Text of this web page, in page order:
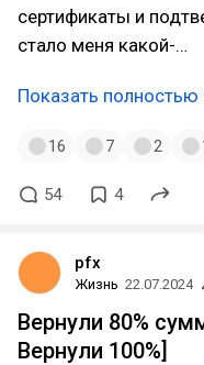
сертификаты и
стало меня какой-…
Показать полностью
16 7 2
54 4
pfx
Жизнь 22.07.2024
Вернули 80%
Вернули 100%]